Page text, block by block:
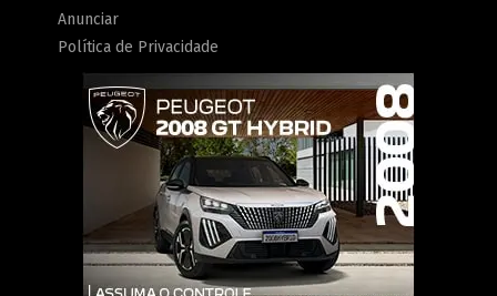
Anunciar
Política de Privacidade